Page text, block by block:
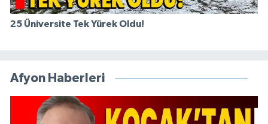
25 Üniversite Tek Yürek Oldu!
Afyon Haberleri